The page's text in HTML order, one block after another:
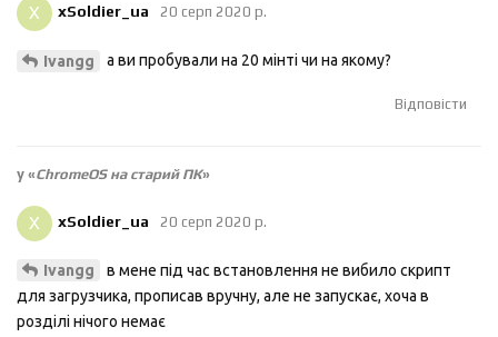
X xSoldier_ua 20 серп 2020 р.
Ivangg а ви пробували на 20 мінті чи на якому?
Відповісти
у «ChromeOS на старий ПК»
X xSoldier_ua 20 серп 2020 р.
Ivangg
в мене під час встановлення не вибило скрипт
для загрузчика, прописав вручну, але не запускає, хоча в
розділі нічого немає